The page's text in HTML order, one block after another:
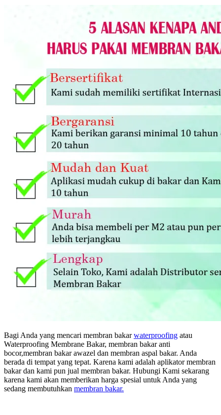
Bagi Anda yang mencari membran bakarwaterproofing atau
Waterproofing Membrane Bakar, membran bakar anti
bocor,membran bakar awazel dan membran aspal bakar. Anda
berada di tempat yang tepat. Karena kami adalah aplikator membran
bakar dan kami pun jual membran bakar. Hubungi Kami sekarang
karena kami akan memberikan harga spesial untuk Anda yang
sedang membutuhkan membran bakar.